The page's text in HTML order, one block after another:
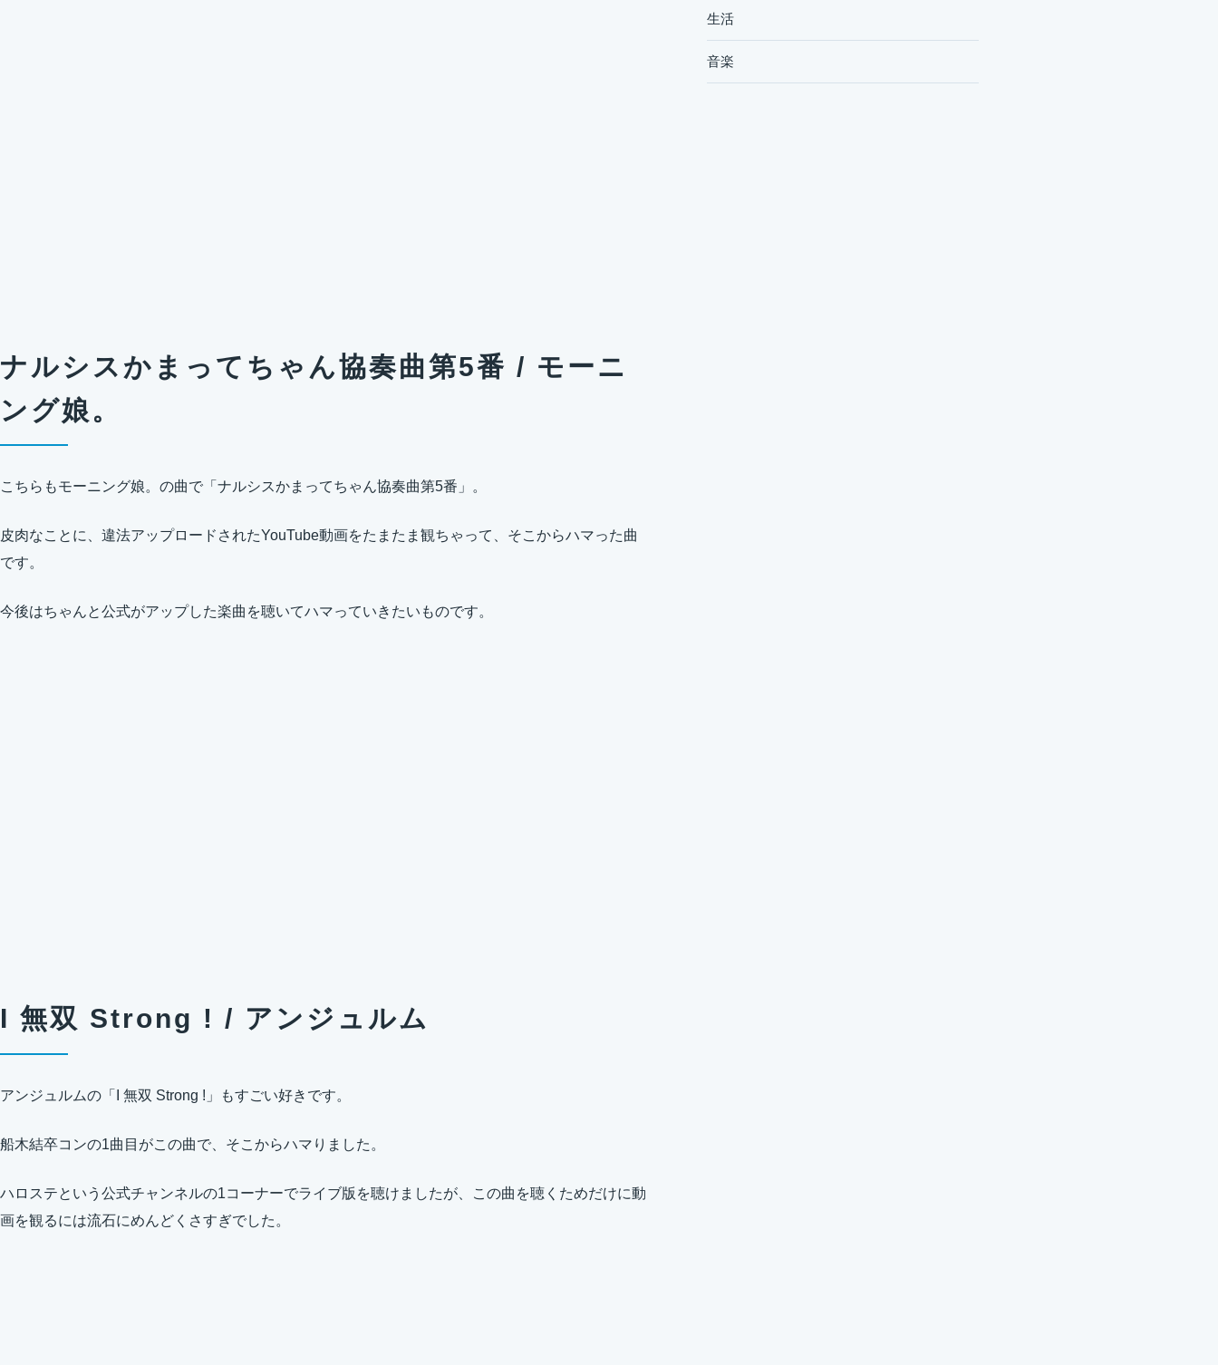
ナルシスかまってちゃん協奏曲第5番 / モーニ
ング娘。
こちらもモーニング娘。の曲で「ナルシスかまってちゃん協奏曲第5番」。
皮肉なことに、違法アップロードされたYouTube動画をたまたま観ちゃって、そこからハマった曲
です。
今後はちゃんと公式がアップした楽曲を聴いてハマっていきたいものです。
I 無双 Strong ! / アンジュルム
アンジュルムの「I 無双 Strong !」もすごい好きです。
船木結卒コンの1曲目がこの曲で、そこからハマりました。
ハロステという公式チャンネルの1コーナーでライブ版を聴けましたが、この曲を聴くためだけに動
画を観るには流石にめんどくさすぎでした。
生活
音楽